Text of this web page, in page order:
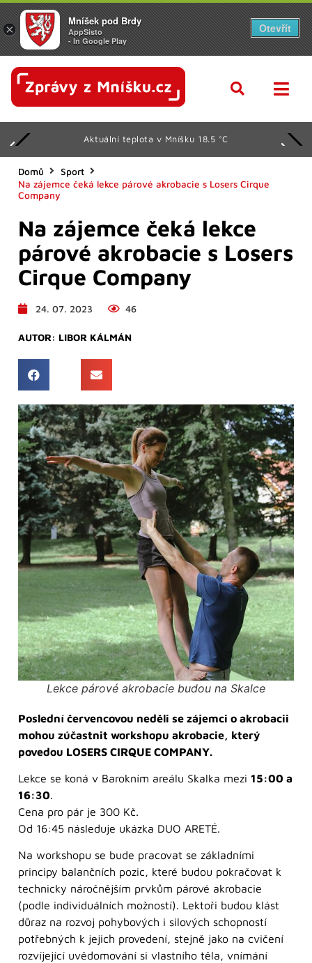
Aktuální teplota v Mníšku 18.5 °C
Domů
Sport
Na zájemce čeká lekce párové akrobacie s Losers Cirque
Company
Na zájemce čeká lekce
párové akrobacie s Losers
Cirque Company
24. 07. 2023 46
AUTOR: LIBOR KÁLMÁN
Lekce párové akrobacie budou na Skalce
Poslední červencovou neděli se zájemci o akrobacii
mohou zúčastnit workshopu akrobacie, který
povedou LOSERS CIRQUE COMPANY.
Lekce se koná v Barokním areálu Skalka mezi 15:00 a
16:30.
Cena pro pár je 300 Kč.
Od 16:45 následuje ukázka DUO ARETÉ.
Na workshopu se bude pracovat se základními
principy balančních pozic, které budou pokračovat k
technicky náročnějším prvkům párové akrobacie
(podle individuálních možností). Lektoři budou klást
důraz na rozvoj pohybových i silových schopností
potřebných k jejich provedení, stejně jako na cvičení
rozvíjející uvědomování si vlastního těla, vnímání
×
Mníšek pod Brdy
AppSisto
- In Google Play
Otevřít